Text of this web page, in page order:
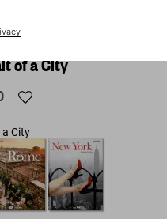
of a City
City